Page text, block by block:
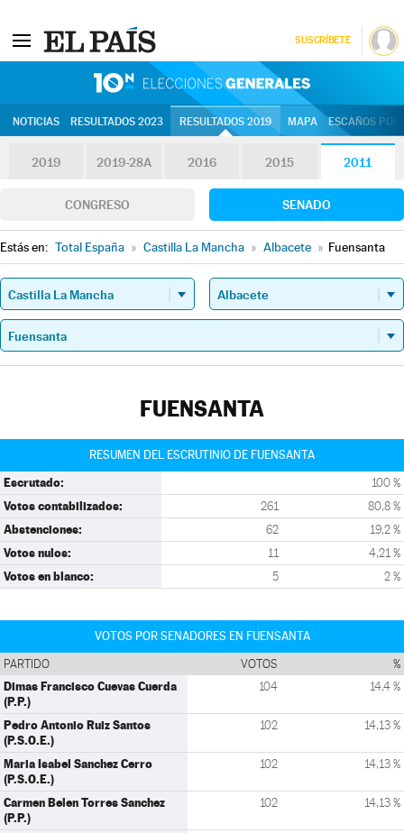
SUSCRÍBETE
NOTICIAS RESULTADOS 2023 RESULTADOS 2019 MAPA ESCAÑOS
2019 2019-28A 2016 2015 2011
CONGRESO SENADO
Estás en: Total España » Castilla La Mancha » Albacete » Fuensanta
FUENSANTA
RESUMEN DEL ESCRUTINIO DE FUENSANTA
Escrutado: 100 %
Votos contabilizados: 261 80,8 %
Abstenciones: 62 19,2 %
Votos nulos: 11 4,21 %
Votos en blanco: 5 2 %
VOTOS POR SENADORES EN FUENSANTA
PARTIDO VOTOS %
Dimas Francisco Cuevas Cuerda
(P.P.)
104 14,4 %
Pedro Antonio Ruiz Santos
(P.S.O.E.)
102 14,13 %
Maria Isabel Sanchez Cerro
(P.S.O.E.)
102 14,13 %
Carmen Belen Torres Sanchez
(P.P.)
102 14,13 %